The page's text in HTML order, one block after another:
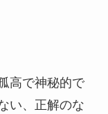
高で神秘的で
い、正解のな